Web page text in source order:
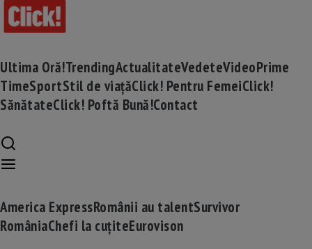
Ultima Oră!TrendingActualitateVedeteVideoPrime
TimeSportStil de viațăClick! Pentru FemeiClick!
SănătateClick! Poftă Bună!Contact
America ExpressRomânii au talentSurvivor
RomâniaChefi la cuțiteEurovison